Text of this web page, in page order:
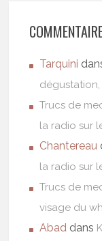
Tarquini
Trucs de
la radio sur
Chantereau
la radio sur
Trucs de
visage du
Abad dans